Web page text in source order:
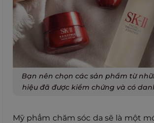
Bạn nên chọn các sản phẩm từ
hiệu đã được kiểm chứng và có
Mỹ phẩm chăm sóc da sẽ là một